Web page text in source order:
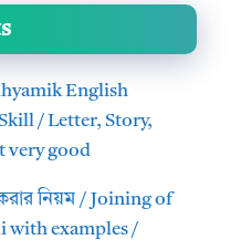
English
/ Letter, Story,
very good
নিয়ম / Joining of
with examples /